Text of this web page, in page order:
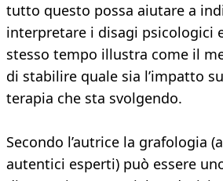
tutto questo possa aiutare a
interpretare i disagi psicologici
stesso tempo illustra come il
di stabilire quale sia l’impatto
terapia che sta svolgendo.
Secondo l’autrice la grafologia
autentici esperti) può essere